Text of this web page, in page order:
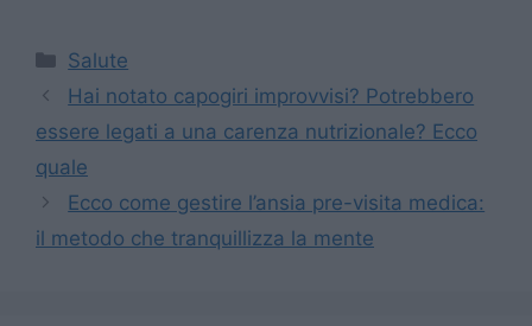
Categorie
Salute
Hai notato capogiri improvvisi? Potrebbero
essere legati a una carenza nutrizionale? Ecco
quale
Ecco come gestire l’ansia pre-visita medica:
il metodo che tranquillizza la mente